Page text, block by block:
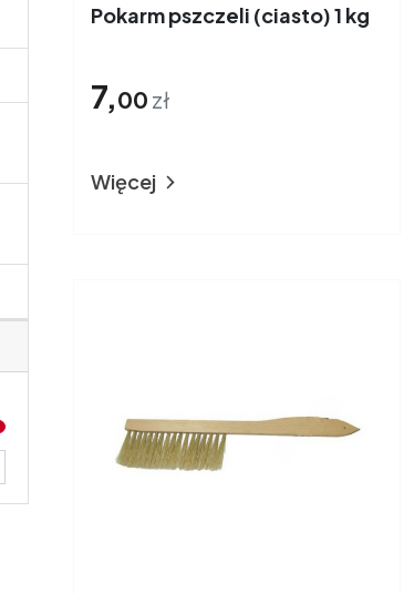
Pokarm pszczeli (ciasto) 1 kg
7,00 zł
Więcej